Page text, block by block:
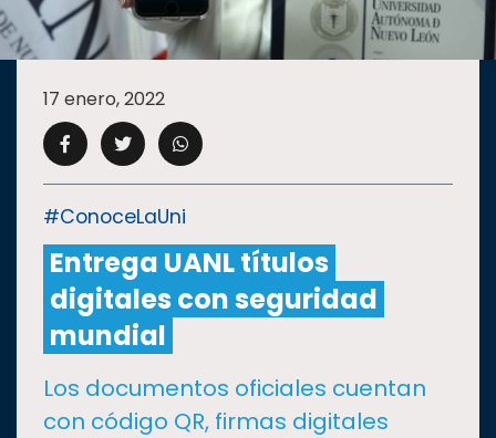
ACADEMIA
CAMPUS UANL
CULTURA
DEPORTES
I+D+IEXPERTOS
17 enero, 2022
#ConoceLaUni
Entrega UANL títulos
digitales con seguridad
mundial
Los documentos oficiales cuentan
con código QR, firmas digitales